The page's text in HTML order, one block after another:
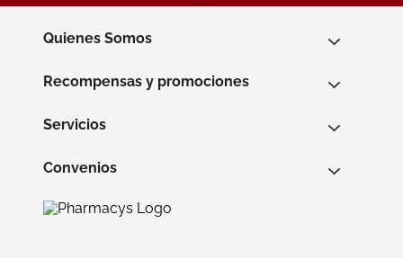
Quienes Somos
Recompensas y promociones
Servicios
Convenios